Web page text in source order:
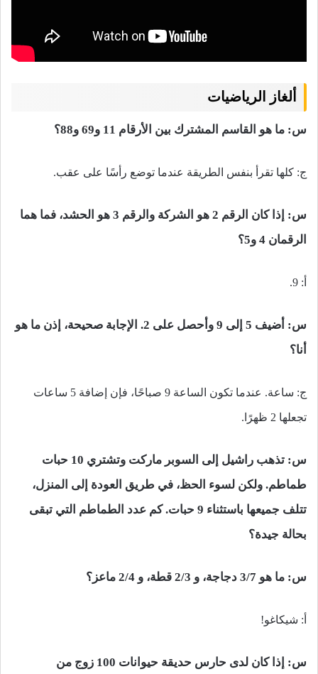
ألغاز الرياضيات
س: ما هو القاسم المشترك بين الأرقام 11 و69 و88؟
ج: كلها تقرأ بنفس الطريقة عندما توضع رأسًا على عقب.
س: إذا كان الرقم 2 هو الشركة والرقم 3 هو الحشد، فما هما
الرقمان 4 و5؟
أ: 9.
س: أضيف 5 إلى 9 وأحصل على 2. الإجابة صحيحة، إذن ما هو
أنا؟
ج: ساعة. عندما تكون الساعة 9 صباحًا، فإن إضافة 5 ساعات
تجعلها 2 ظهرًا.
س: تذهب راشيل إلى السوبر ماركت وتشتري 10 حبات
طماطم. ولكن لسوء الحظ، في طريق العودة إلى المنزل،
تتلف جميعها باستثناء 9 حبات. كم عدد الطماطم التي تبقى
بحالة جيدة؟
س: ما هو 3/7 دجاجة، و 2/3 قطة، و 2/4 ماعز؟
أ: شيكاغو!
س: إذا كان لدى حارس حديقة حيوانات 100 زوج من